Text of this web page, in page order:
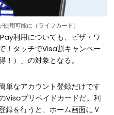
用可能に（ライフカード）
利用についても、ビザ・ワ
！タッチでVisa割キャンペー
！）」の対象となる。
単なアカウント登録だけです
Visaプリペイドカードだ。利
録を行うと、ホーム画面にＶ